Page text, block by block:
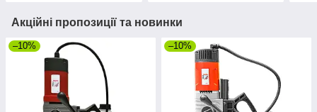
Акційні пропозиції та новинки
–10% –10%